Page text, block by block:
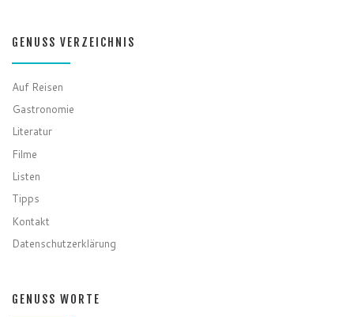
GENUSS VERZEICHNIS
Auf Reisen
Gastronomie
Literatur
Filme
Listen
Tipps
Kontakt
Datenschutzerklärung
GENUSS WORTE